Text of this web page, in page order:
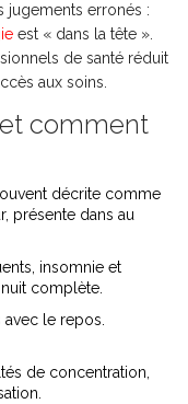
jugements erronés :
est « dans la tête ».
de santé réduit
aux soins.
comment
décrite comme
présente dans au
insomnie et
complète.
le repos.
de concentration,